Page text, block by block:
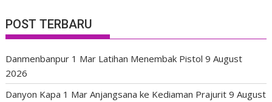
POST TERBARU
Danmenbanpur 1 Mar Latihan Menembak Pistol 9 August
2026
Danyon Kapa 1 Mar Anjangsana ke Kediaman Prajurit 9 August